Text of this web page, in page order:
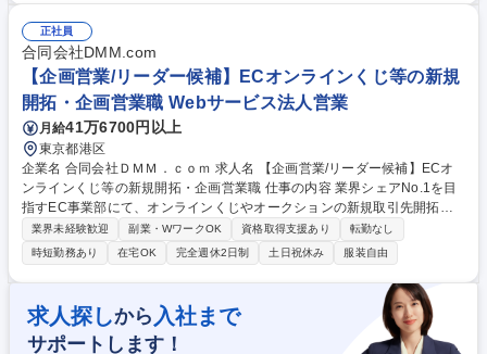
を担当するチーム内でディスカッション ■クライアントへの具体的なプラ
ンの提案/すり合わせ ■受注後、提案したプランの最終確認と実行 ■プラン
実行後の振り返りと次回に向けたご提案 募集職種 【大阪/広告コンサルタ
ント】未経験から広告業界に挑戦したい方へ
正社員
合同会社DMM.com
【企画営業/リーダー候補】ECオンラインくじ等の新規
開拓・企画営業職 Webサービス法人営業
月給41万6700円以上
東京都港区
企業名 合同会社ＤＭＭ．ｃｏｍ 求人名 【企画営業/リーダー候補】ECオ
ンラインくじ等の新規開拓・企画営業職 仕事の内容 業界シェアNo.1を目
指すEC事業部にて、オンラインくじやオークションの新規取引先開拓、
既存顧客対応、魅力的な特集の企画・提案、各種ディレクション業務ま
で、売上拡大を担う営業全般をお任せします。 具体的には■新規取引先の
獲得による魅力的な取り扱い商品の増加■売上向上のためのプロモーショ
ン特集の企画や交渉・実施■他事業部との協力体制の構築■既存取引先の窓
口対応■開発チームと連携したシステムへの要望抽出■メンバーのKPI設
計、1on1、コーチングを行います。スキルに応じた業務からスタートで
きます。 募集職種 【企画営業/リーダー候補】ECオンラインくじ等の新規
業界未経験歓迎 副業・WワークOK 資格取得支援あり
転勤なし
時短勤務あり
在宅OK 完全週休2日制 土日祝休み 服装自由
求人探しから 入社まで
サポートします！